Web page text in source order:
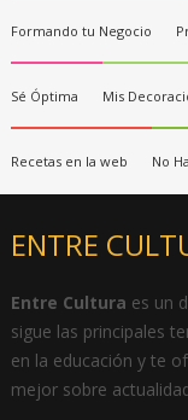
Formando tu Negocio
Sé Óptima Mis
Recetas en la web No
ENTRE
Entre Cultura es un
sigue las principales
en la educación y te
mejor sobre